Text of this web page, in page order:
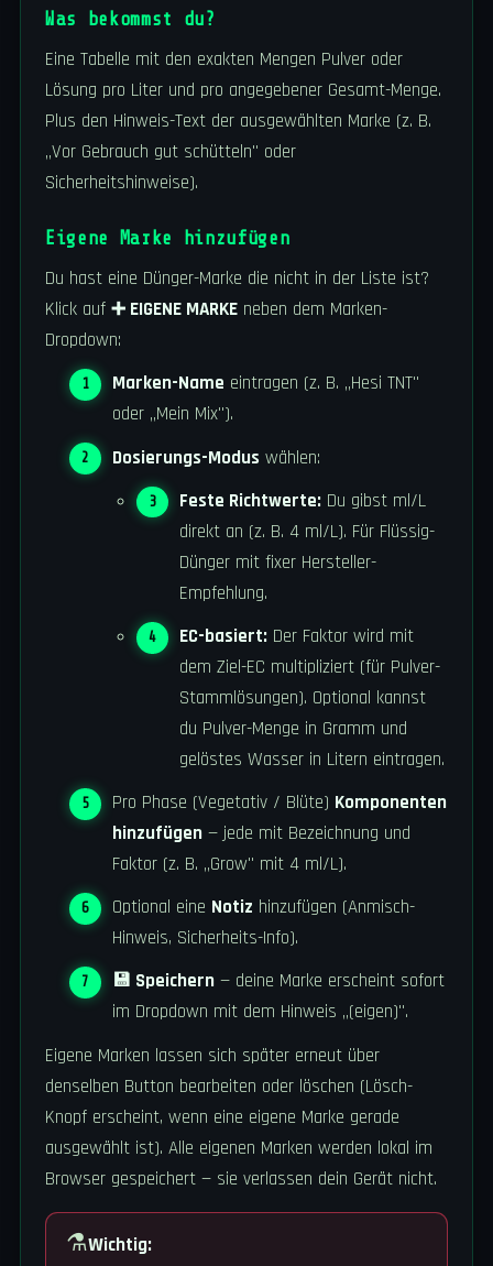
Was bekommst du?
Eine Tabelle mit den exakten Mengen Pulver oder
Lösung pro Liter und pro angegebener Gesamt-Menge.
Plus den Hinweis-Text der ausgewählten Marke (z. B.
„Vor Gebrauch gut schütteln" oder
Sicherheitshinweise).
Eigene Marke hinzufügen
Du hast eine Dünger-Marke die nicht in der Liste ist?
Klick auf ➕ EIGENE MARKEneben dem Marken-
Dropdown:
Marken-Name eintragen (z. B. „Hesi TNT"
oder „Mein Mix").
Dosierungs-Modus wählen:
Feste Richtwerte:Du gibst ml/L
direkt an (z. B. 4 ml/L). Für Flüssig-
Dünger mit fixer Hersteller-
Empfehlung.
EC-basiert:Der Faktor wird mit
dem Ziel-EC multipliziert (für Pulver-
Stammlösungen). Optional kannst
du Pulver-Menge in Gramm und
gelöstes Wasser in Litern eintragen.
Pro Phase (Vegetativ / Blüte) Komponenten
hinzufügen— jede mit Bezeichnung und
Faktor (z. B. „Grow" mit 4 ml/L).
Optional eine Notiz hinzufügen (Anmisch-
Hinweis, Sicherheits-Info).
💾 Speichern— deine Marke erscheint sofort
im Dropdown mit dem Hinweis „(eigen)".
Eigene Marken lassen sich später erneut über
denselben Button bearbeiten oder löschen (Lösch-
Knopf erscheint, wenn eine eigene Marke gerade
ausgewählt ist). Alle eigenen Marken werden lokal im
Browser gespeichert — sie verlassen dein Gerät nicht.
⚗️Wichtig: